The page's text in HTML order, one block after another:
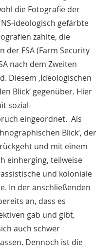
die Fotografie der
ideologisch gefärbte
zählte, die
der FSA (Farm Security
nach dem Zweiten
Diesem ‚Ideologischen
Blick‘ gegenüber. Hier
sozial-
eingeordnet. Als
Blick‘, der
und mit einem
einherging, teilweise
und koloniale
In der anschließenden
an, dass es
gab und gibt,
auch schwer
Dennoch ist die